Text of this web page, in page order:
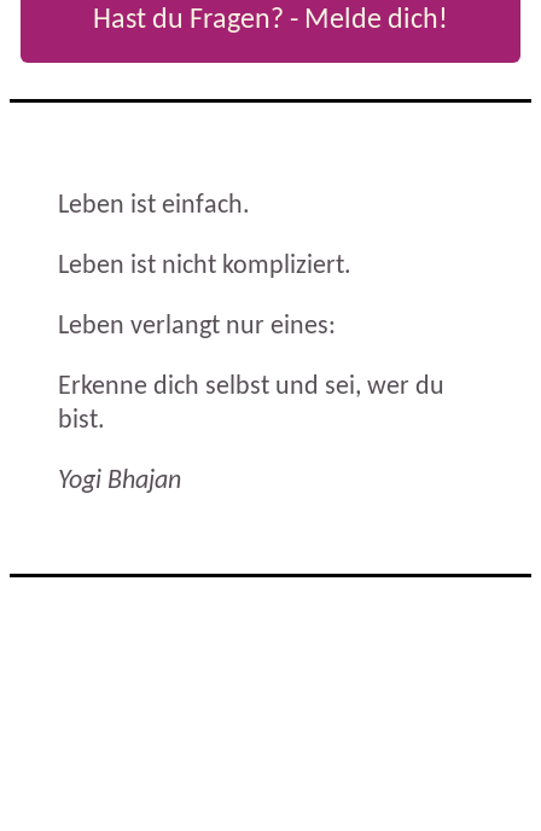
Hast du Fragen? - Melde dich!
Leben ist einfach.
Leben ist nicht kompliziert.
Leben verlangt nur eines:
Erkenne dich selbst und sei, wer du
bist.
Yogi Bhajan